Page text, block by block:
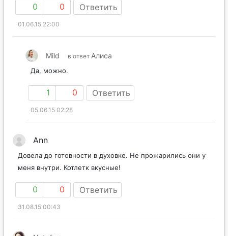
0 0 Ответить
01.06.15 22:00
Mild в ответ Алиса
Да, можно.
1 0 Ответить
05.06.15 02:28
Ann
Довела до готовности в духовке. Не прожарились они у
меня внутри. Котлетк вкусные!
0 0 Ответить
31.08.15 00:43